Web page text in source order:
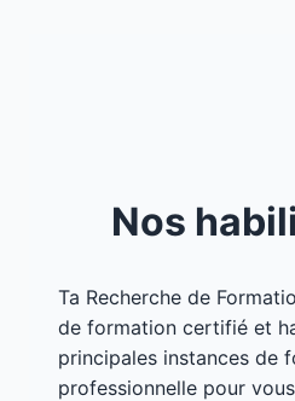
Nos
Ta Recherche de
de formation certifié et
principales instances de
professionnelle pour